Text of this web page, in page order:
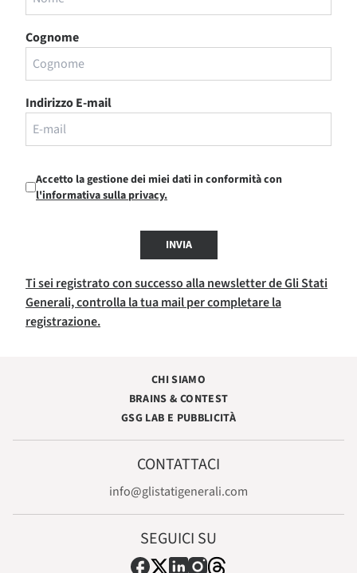
Cognome
Indirizzo E-mail
Accetto la gestione dei miei dati in conformità con
l'informativa sulla privacy.
INVIA
Ti sei registrato con successo alla newsletter de Gli Stati
Generali, controlla la tua mail per completare la
registrazione.
CHI SIAMO
BRAINS & CONTEST
GSG LAB E PUBBLICITÀ
CONTATTACI
info@glistatigenerali.com
SEGUICI SU